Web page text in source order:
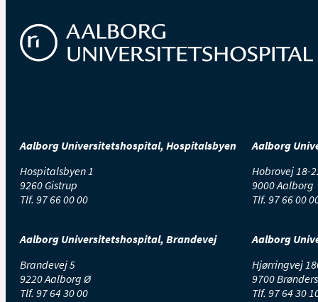
Aalborg Universitetshospital, Hospitalsbyen
Hospitalsbyen 1
9260 Gistrup
Tlf. 97 66 00 00
Aalborg
Hobrovej 18-
9000 Aalborg
Tlf. 97 66 00
Aalborg Universitetshospital, Brandevej
Brandevej 5
9220 Aalborg Ø
Tlf. 97 64 30 00
Aalborg
Hjørringvej
9700
Tlf. 97 64 30